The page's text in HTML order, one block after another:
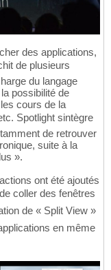
des applications,
de plusieurs
du langage
possibilité de
cours de la
Spotlight sintègre
de retrouver
suite à la
».
ont été ajoutés
coller des fenêtres
de « Split View »
en même